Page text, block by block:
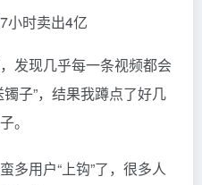
发现几乎每一条视频都会
子”，结果我蹲点了好几
。
多用户“上钩”了，很多人